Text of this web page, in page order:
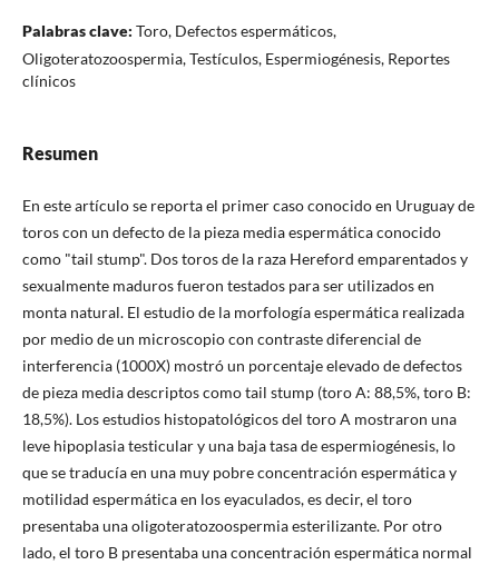
Palabras clave: Toro, Defectos espermáticos,
Oligoteratozoospermia, Testículos, Espermiogénesis, Reportes
clínicos
Resumen
En este artículo se reporta el primer caso conocido en Uruguay de
toros con un defecto de la pieza media espermática conocido
como "tail stump". Dos toros de la raza Hereford emparentados y
sexualmente maduros fueron testados para ser utilizados en
monta natural. El estudio de la morfología espermática realizada
por medio de un microscopio con contraste diferencial de
interferencia (1000X) mostró un porcentaje elevado de defectos
de pieza media descriptos como tail stump (toro A: 88,5%, toro B:
18,5%). Los estudios histopatológicos del toro A mostraron una
leve hipoplasia testicular y una baja tasa de espermiogénesis, lo
que se traducía en una muy pobre concentración espermática y
motilidad espermática en los eyaculados, es decir, el toro
presentaba una oligoteratozoospermia esterilizante. Por otro
lado, el toro B presentaba una concentración espermática normal